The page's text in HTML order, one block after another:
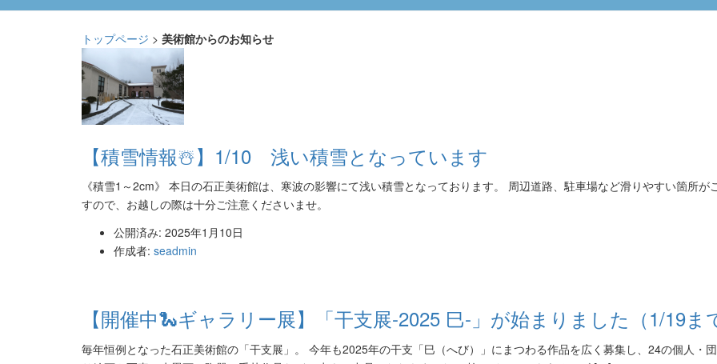
トップページ > 美術館からのお知らせ
【積雪情報☃️】1/10 浅い積雪となっています
《積雪1～2cm》 本日の石正美術館は、寒波の影響にて浅い積雪となっております。 周辺道路、駐車場など滑りやすい箇所が
すので、お越しの際は十分ご注意くださいませ。
公開済み: 2025年1月10日
作成者: seadmin
【開催中🐍ギャラリー展】「干支展-2025 巳-」が始まりました（1/19ま
毎年恒例となった石正美術館の「干支展」。 今年も2025年の干支「巳（へび）」にまつわる作品を広く募集し、24の個人・